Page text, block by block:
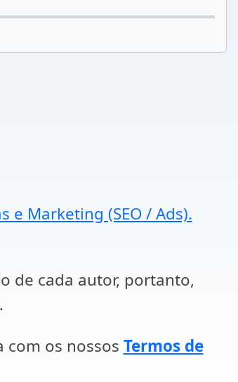
e Marketing (SEO / Ads).
de cada autor, portanto,
os nossos Termos de